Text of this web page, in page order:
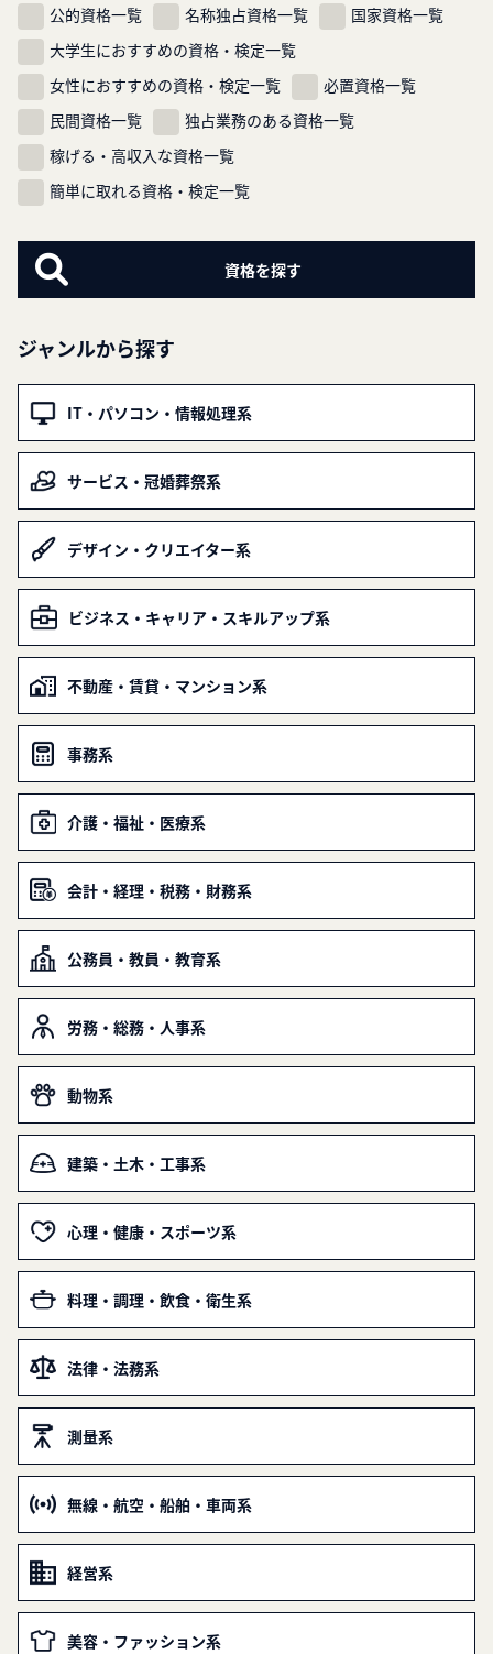
公的資格一覧 名称独占資格一覧
国家資格一覧
大学生におすすめの資格・検定一覧
女性におすすめの資格・検定一覧
必置資格一覧
民間資格一覧
独占業務のある資格一覧
稼げる・高収入な資格一覧
簡単に取れる資格・検定一覧
ジャンルから探す
IT・パソコン・情報処理系
サービス・冠婚葬祭系
デザイン・クリエイター系
ビジネス・キャリア・スキルアップ系
不動産・賃貸・マンション系
事務系
介護・福祉・医療系
会計・経理・税務・財務系
公務員・教員・教育系
労務・総務・人事系
動物系
建築・土木・工事系
心理・健康・スポーツ系
料理・調理・飲食・衛生系
法律・法務系
測量系
無線・航空・船舶・車両系
経営系
美容・ファッション系